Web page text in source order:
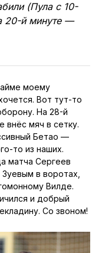
(Пула с 10-
20-й минуте —
моему
Вот тут-то
На 28-й
внёс мяч в сетку.
Бетао —
то из наших.
матча Сергеев
в воротах,
Вилде.
и добрый
Со звоном!